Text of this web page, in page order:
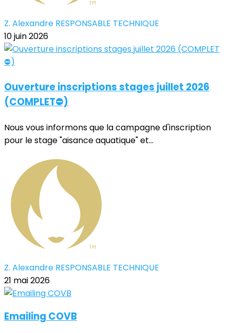
Z. Alexandre RESPONSABLE TECHNIQUE
10 juin 2026
Ouverture inscriptions stages juillet 2026
(COMPLET⛔)
Nous vous informons que la campagne d'inscription
pour le stage "aisance aquatique" et...
Z. Alexandre RESPONSABLE TECHNIQUE
21 mai 2026
Emailing COVB